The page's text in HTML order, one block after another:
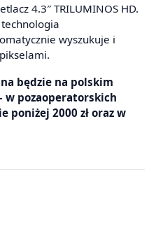
4.3″ TRILUMINOS HD.
wyszukuje i
będzie na polskim
w pozaoperatorskich
poniżej 2000 zł oraz w